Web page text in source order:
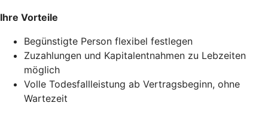
Ihre Vorteile
Begünstigte Person flexibel festlegen
Zuzahlungen und Kapitalentnahmen zu Lebzeiten
möglich
Volle Todesfallleistung ab Vertragsbeginn, ohne
Wartezeit